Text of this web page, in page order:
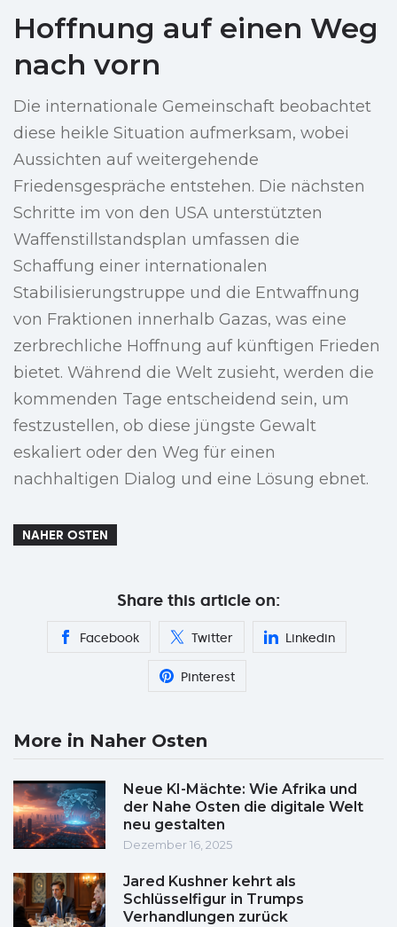
Hoffnung auf einen Weg
nach vorn
Die internationale Gemeinschaft beobachtet
diese heikle Situation aufmerksam, wobei
Aussichten auf weitergehende
Friedensgespräche entstehen. Die nächsten
Schritte im von den USA unterstützten
Waffenstillstandsplan umfassen die
Schaffung einer internationalen
Stabilisierungstruppe und die Entwaffnung
von Fraktionen innerhalb Gazas, was eine
zerbrechliche Hoffnung auf künftigen Frieden
bietet. Während die Welt zusieht, werden die
kommenden Tage entscheidend sein, um
festzustellen, ob diese jüngste Gewalt
eskaliert oder den Weg für einen
nachhaltigen Dialog und eine Lösung ebnet.
NAHER OSTEN
Share this article on:
Facebook Twitter Linkedin
Pinterest
More in Naher Osten
Neue KI-Mächte: Wie Afrika und
der Nahe Osten die digitale Welt
neu gestalten
Dezember 16, 2025
Jared Kushner kehrt als
Schlüsselfigur in Trumps
Verhandlungen zurück